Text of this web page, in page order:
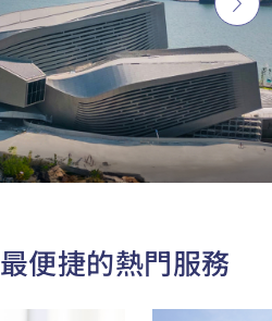
便捷的熱門服務